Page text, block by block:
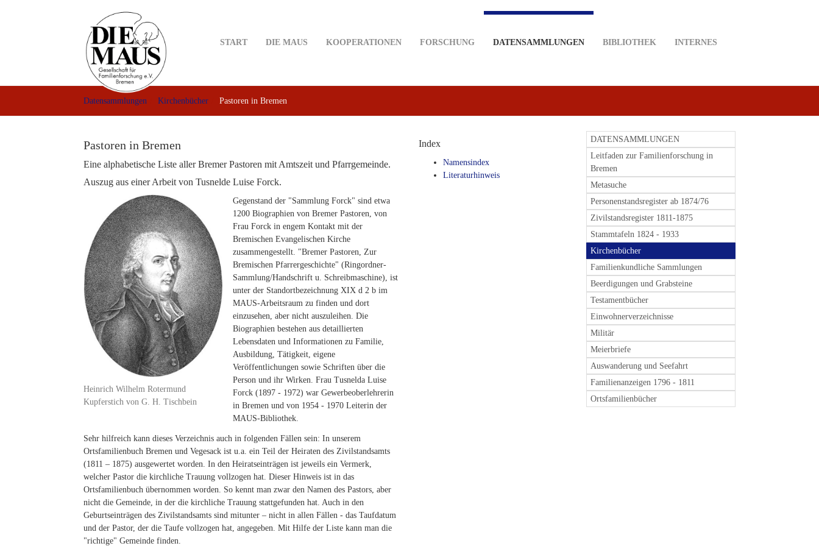
START DIE MAUS KOOPERATIONEN FORSCHUNG DATENSAMMLUNGEN BIBLIOTHEK INTERNES
Datensammlungen Kirchenbücher Pastoren in Bremen
Pastoren in Bremen
Eine alphabetische Liste aller Bremer Pastoren mit Amtszeit und Pfarrgemeinde.
Auszug aus einer Arbeit von Tusnelde Luise Forck.
Heinrich Wilhelm Rotermund
Kupferstich von G. H. Tischbein
Gegenstand der "Sammlung Forck" sind etwa
1200 Biographien von Bremer Pastoren, von
Frau Forck in engem Kontakt mit der
Bremischen Evangelischen Kirche
zusammengestellt. "Bremer Pastoren, Zur
Bremischen Pfarrergeschichte" (Ringordner-
Sammlung/Handschrift u. Schreibmaschine), ist
unter der Standortbezeichnung XIX d 2 b im
MAUS-Arbeitsraum zu finden und dort
einzusehen, aber nicht auszuleihen. Die
Biographien bestehen aus detaillierten
Lebensdaten und Informationen zu Familie,
Ausbildung, Tätigkeit, eigene
Veröffentlichungen sowie Schriften über die
Person und ihr Wirken. Frau Tusnelda Luise
Forck (1897 - 1972) war Gewerbeoberlehrerin
in Bremen und von 1954 - 1970 Leiterin der
MAUS-Bibliothek.
Sehr hilfreich kann dieses Verzeichnis auch in folgenden Fällen sein: In unserem
Ortsfamilienbuch Bremen und Vegesack ist u.a. ein Teil der Heiraten des Zivilstandsamts
(1811 – 1875) ausgewertet worden. In den Heiratseinträgen ist jeweils ein Vermerk,
welcher Pastor die kirchliche Trauung vollzogen hat. Dieser Hinweis ist in das
Ortsfamilienbuch übernommen worden. So kennt man zwar den Namen des Pastors, aber
nicht die Gemeinde, in der die kirchliche Trauung stattgefunden hat. Auch in den
Geburtseinträgen des Zivilstandsamts sind mitunter – nicht in allen Fällen - das Taufdatum
und der Pastor, der die Taufe vollzogen hat, angegeben. Mit Hilfe der Liste kann man die
"richtige" Gemeinde finden.
Index
Namensindex
Literaturhinweis
DATENSAMMLUNGEN
Leitfaden zur Familienforschung in
Bremen
Metasuche
Personenstandsregister ab 1874/76
Zivilstandsregister 1811-1875
Stammtafeln 1824 - 1933
Kirchenbücher
Familienkundliche Sammlungen
Beerdigungen und Grabsteine
Testamentbücher
Einwohnerverzeichnisse
Militär
Meierbriefe
Auswanderung und Seefahrt
Familienanzeigen 1796 - 1811
Ortsfamilienbücher